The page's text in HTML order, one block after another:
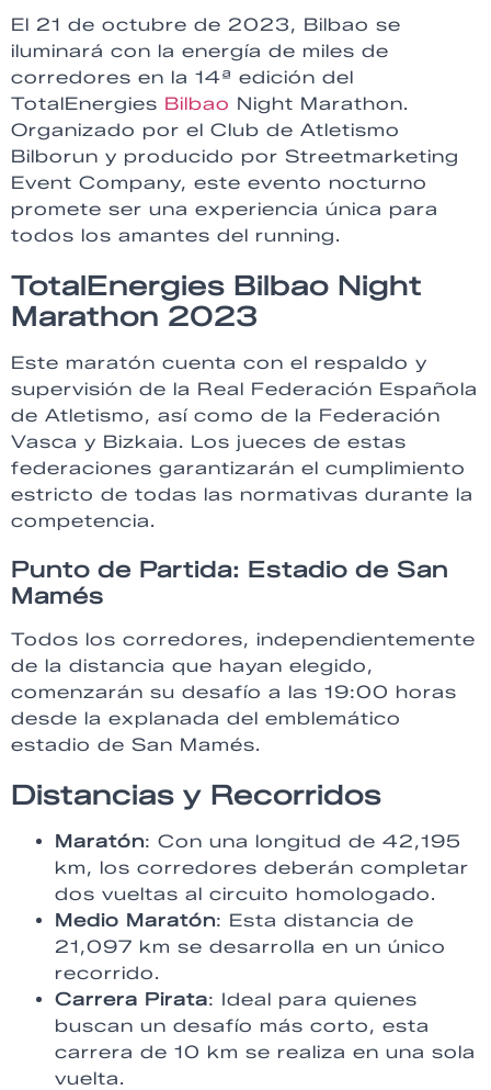
El 21 de octubre de 2023, Bilbao se
iluminará con la energía de miles de
corredores en la 14ª edición del
TotalEnergies Bilbao Night Marathon.
Organizado por el Club de Atletismo
Bilborun y producido por Streetmarketing
Event Company, este evento nocturno
promete ser una experiencia única para
todos los amantes del running.
TotalEnergies Bilbao Night
Marathon 2023
Este maratón cuenta con el respaldo y
supervisión de la Real Federación Española
de Atletismo, así como de la Federación
Vasca y Bizkaia. Los jueces de estas
federaciones garantizarán el cumplimiento
estricto de todas las normativas durante la
competencia.
Punto de Partida: Estadio de San
Mamés
Todos los corredores, independientemente
de la distancia que hayan elegido,
comenzarán su desafío a las 19:00 horas
desde la explanada del emblemático
estadio de San Mamés.
Distancias y Recorridos
Maratón: Con una longitud de 42,195
km, los corredores deberán completar
dos vueltas al circuito homologado.
Medio Maratón: Esta distancia de
21,097 km se desarrolla en un único
recorrido.
Carrera Pirata: Ideal para quienes
buscan un desafío más corto, esta
carrera de 10 km se realiza en una sola
vuelta.